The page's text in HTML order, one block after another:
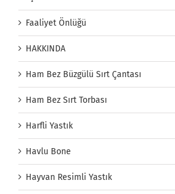
Faaliyet Önlüğü
HAKKINDA
Ham Bez Büzgülü Sırt Çantası
Ham Bez Sırt Torbası
Harfli Yastık
Havlu Bone
Hayvan Resimli Yastık